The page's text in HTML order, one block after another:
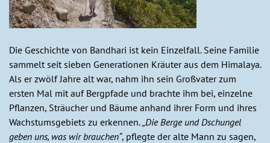
Die Geschichte von Bandhari ist kein Einzelfall. Seine Familie
sammelt seit sieben Generationen Kräuter aus dem Himalaya.
Als er zwölf Jahre alt war, nahm ihn sein Großvater zum
ersten Mal mit auf Bergpfade und brachte ihm bei, einzelne
Pflanzen, Sträucher und Bäume anhand ihrer Form und ihres
Wachstumsgebiets zu erkennen.„Die Berge und Dschungel
geben uns, was wir brauchen“, pflegte der alte Mann zu sagen,